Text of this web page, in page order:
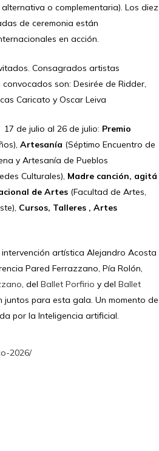
o complementaria). Los diez
de ceremonia están
en acción.
Consagrados artistas
son: Desirée de Ridder,
Caricato y Oscar Leiva
de julio al 26 de julio: Premio
Artesanía (Séptimo Encuentro de
y Artesanía de Pueblos
Culturales), Madre canción, agitá
de Artes (Facultad de Artes,
Cursos, Talleres , Artes
artística Alejandro Acosta
Pared Ferrazzano, Pía Rolón,
, del Ballet Porfirio y del Ballet
para esta gala. Un momento de
por la Inteligencia artificial.
2026/